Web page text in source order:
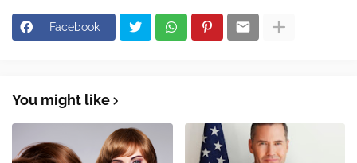
Facebook
You might like